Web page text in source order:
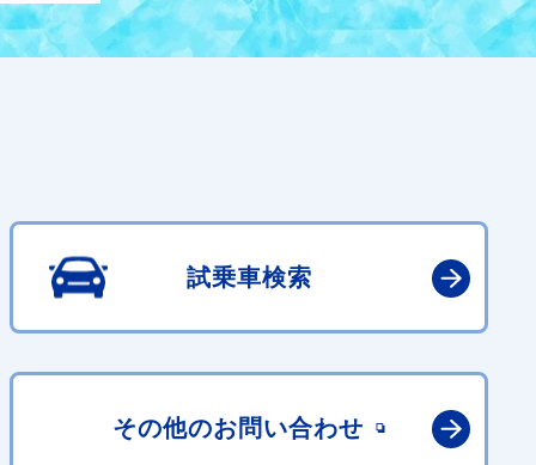
試乗車検索
その他のお問い合わせ